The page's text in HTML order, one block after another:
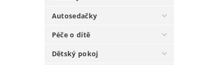
Autosedačky
Péče o dítě
Dětský pokoj